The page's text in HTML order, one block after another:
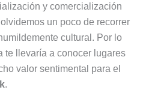
y comercialización
un poco de recorrer
cultural. Por lo
te llevaría a conocer lugares
valor sentimental para el
.